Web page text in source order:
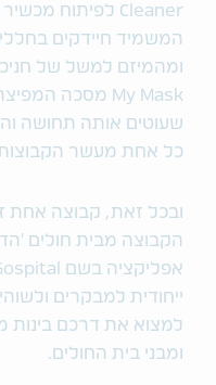
Cleaner לפיתוח מכשיר
המשמיד חיידקים
ומהמיזם למשל של
My Mask מסכה
שעוטים אותה תחושה
כל אחת מעשר הקבוצות
ובכל זאת, קבוצה אחת
הקבוצה מבית חולים
ייחודית למבקרים
למצוא את דרכם בינות
ומבני בית החולים.